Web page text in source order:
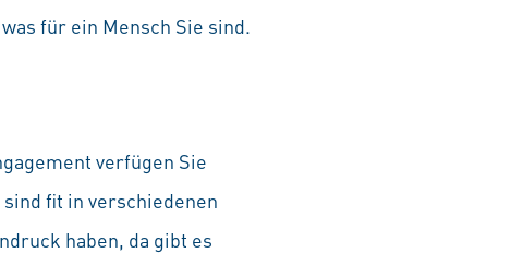
für ein Mensch Sie sind.
verfügen Sie
fit in verschiedenen
haben, da gibt es